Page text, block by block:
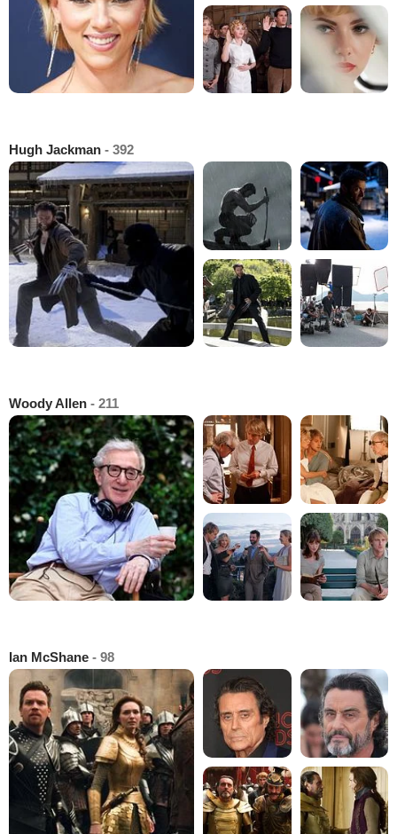
Hugh Jackman - 392
Woody Allen - 211
Ian McShane - 98